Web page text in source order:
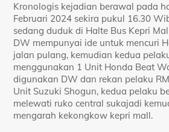
Kronologis kejadian berawal pada
Februari 2024 sekira pukul 16.30
sedang duduk di Halte Bus Kepri
DW mempunyai ide untuk mencuri
jalan pulang, kemudian kedua
menggunakan 1 Unit Honda Beat
digunakan DW dan rekan pelaku
Unit Suzuki Shogun, kedua pelaku
melewati ruko central sukajadi
mengarah kekongkow kepri mall.